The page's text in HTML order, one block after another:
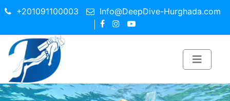
+201091100003 Info@DeepDive-Hurghada.com